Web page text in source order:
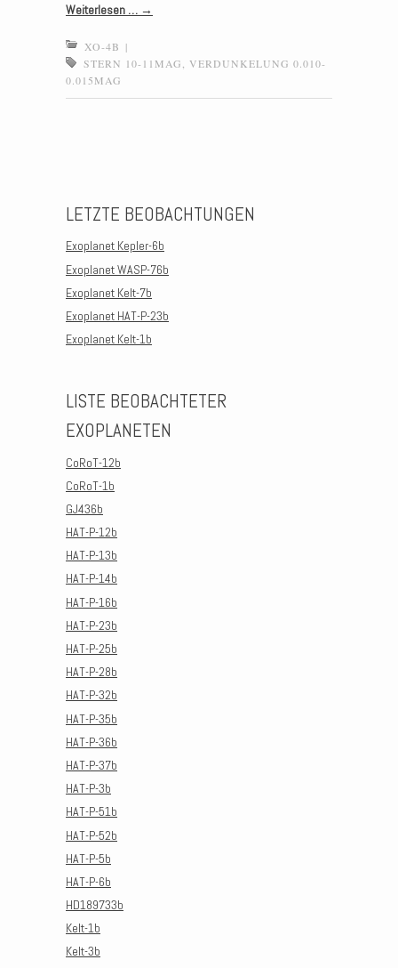
Weiterlesen … →
XO-4B |
STERN 10-11MAG
VERDUNKELUNG 0.010-
0.015MAG
LETZTE BEOBACHTUNGEN
Exoplanet Kepler-6b
Exoplanet WASP-76b
Exoplanet Kelt-7b
Exoplanet HAT-P-23b
Exoplanet Kelt-1b
LISTE BEOBACHTETER
EXOPLANETEN
CoRoT-12b
CoRoT-1b
GJ436b
HAT-P-12b
HAT-P-13b
HAT-P-14b
HAT-P-16b
HAT-P-23b
HAT-P-25b
HAT-P-28b
HAT-P-32b
HAT-P-35b
HAT-P-36b
HAT-P-37b
HAT-P-3b
HAT-P-51b
HAT-P-52b
HAT-P-5b
HAT-P-6b
HD189733b
Kelt-1b
Kelt-3b